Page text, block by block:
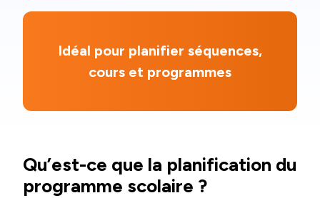
Idéal pour planifier séquences,
cours et programmes
Qu’est-ce que la planification du
programme scolaire ?